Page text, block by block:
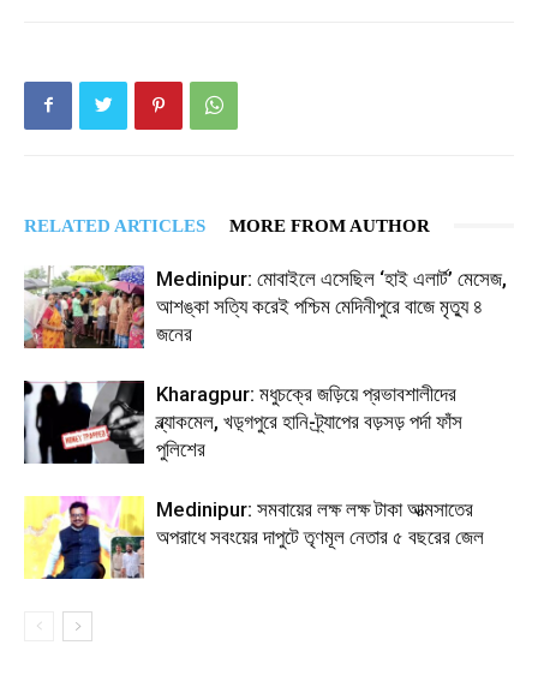
RELATED ARTICLES MORE FROM AUTHOR
Medinipur: মোবাইলে এসেছিল ‘হাই এলার্ট’ মেসেজ,
আশঙ্কা সত্যি করেই পশ্চিম মেদিনীপুরে বাজে মৃত্যু ৪
জনের
Kharagpur: মধুচক্রে জড়িয়ে প্রভাবশালীদের
ব্ল্যাকমেল, খড়্গপুরে হানি-ট্র্যাপের বড়সড় পর্দা ফাঁস
পুলিশের
Medinipur: সমবায়ের লক্ষ লক্ষ টাকা আত্মসাতের
অপরাধে সবংয়ের দাপুটে তৃণমূল নেতার ৫ বছরের জেল